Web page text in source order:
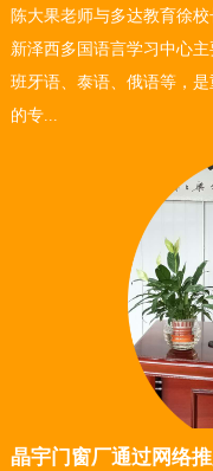
陈大果老师与多达教育徐
新泽西多国语言学习中心
班牙语、泰语、俄语等，
的专...
晶宇门窗厂通过网络